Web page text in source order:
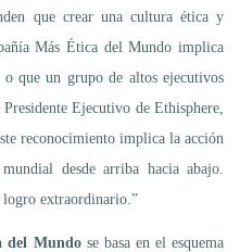
que crear una cultura ética y
Más Ética del Mundo implica
que un grupo de altos ejecutivos
Ejecutivo de Ethisphere,
reconocimiento implica la acción
desde arriba hacia abajo.
logro extraordinario.”
del Mundo se basa en el esquema